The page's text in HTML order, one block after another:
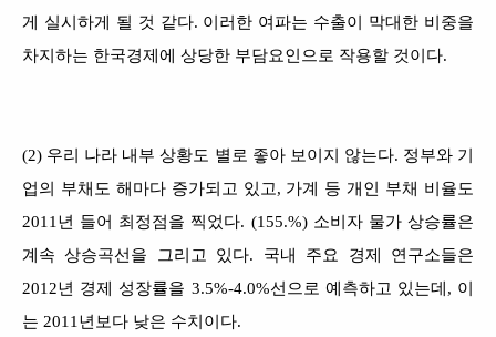
게 실시하게 될 것 같다. 이러한 여파는 수출이 막대한 비중을
차지하는 한국경제에 상당한 부담요인으로 작용할 것이다.
(2) 우리 나라 내부 상황도 별로 좋아 보이지 않는다. 정부와 기
업의 부채도 해마다 증가되고 있고, 가계 등 개인 부채 비율도
2011년 들어 최정점을 찍었다. (155.%) 소비자 물가 상승률은
계속 상승곡선을 그리고 있다. 국내 주요 경제 연구소들은
2012년 경제 성장률을 3.5%-4.0%선으로 예측하고 있는데, 이
는 2011년보다 낮은 수치이다.